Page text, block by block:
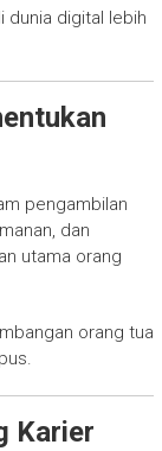
dunia digital lebih
pengambilan
dan
utama orang
orang tua
Karier